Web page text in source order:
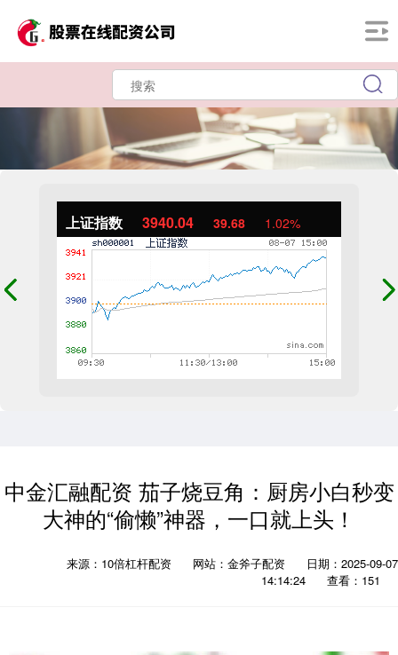
上证指数 3940.04 39.68 1.02%
中金汇融配资 茄子烧豆角：厨房小白秒变
大神的“偷懒”神器，一口就上头！
来源：10倍杠杆配资 网站：金斧子配资
日期：2025-09-07
14:14:24
查看：151